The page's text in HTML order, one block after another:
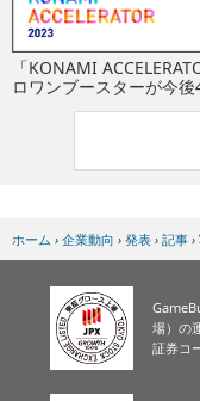
「KONAMI
ロワンブースターが今
ホーム › 企業動向 › 発表 › 記事 ›
場）の
証券コ